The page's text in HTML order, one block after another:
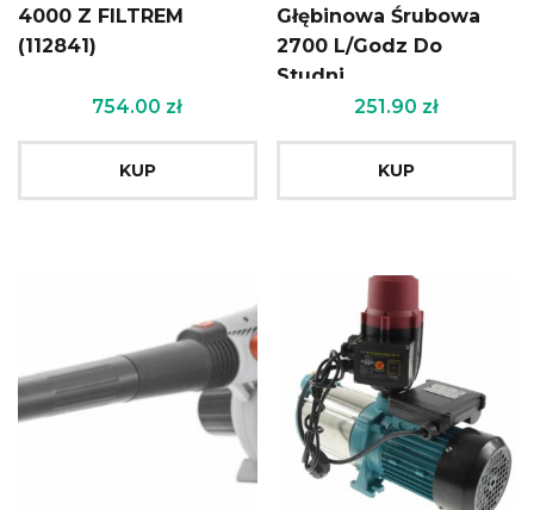
4000 Z FILTREM
(112841)
754.00 zł
KUP
Głębinowa Śrubowa
2700 L/Godz Do
Studni
251.90 zł
KUP